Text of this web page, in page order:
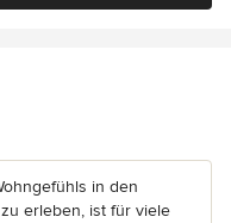
5 Sternen
in den
erleben, ist für viele